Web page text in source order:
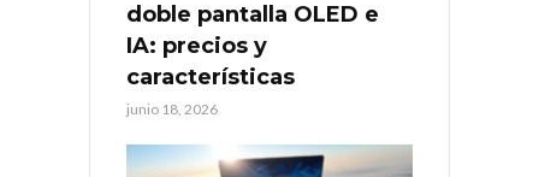
doble pantalla OLED e
IA: precios y
características
junio 18, 2026